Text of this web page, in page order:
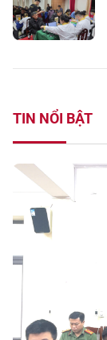
TIN NỔI BẬT